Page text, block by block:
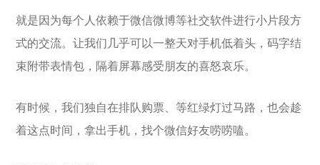
就是因为每个人依赖于微信微博等社交软件进行小片段方
式的交流。让我们几乎可以一整天对手机低着头，码字结
束附带表情包，隔着屏幕感受朋友的喜怒哀乐。
有时候，我们独自在排队购票、等红绿灯过马路，也会趁
着这点时间，拿出手机，找个微信好友唠唠嗑。